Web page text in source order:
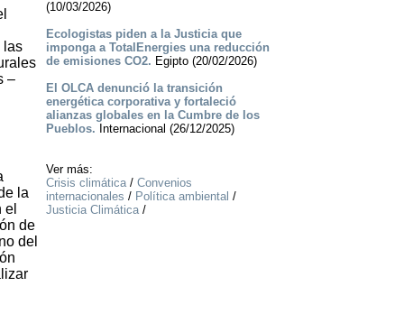
las
–
la
de
del
(10/03/2026)
Ecologistas piden a la Justicia que
imponga a TotalEnergies una reducción
de emisiones CO2. Egipto (20/02/2026)
El OLCA denunció la transición
energética corporativa y fortaleció
alianzas globales en la Cumbre de los
Pueblos. Internacional (26/12/2025)
Ver más:
Crisis climática/ Convenios
internacionales / Política ambiental /
Justicia Climática/